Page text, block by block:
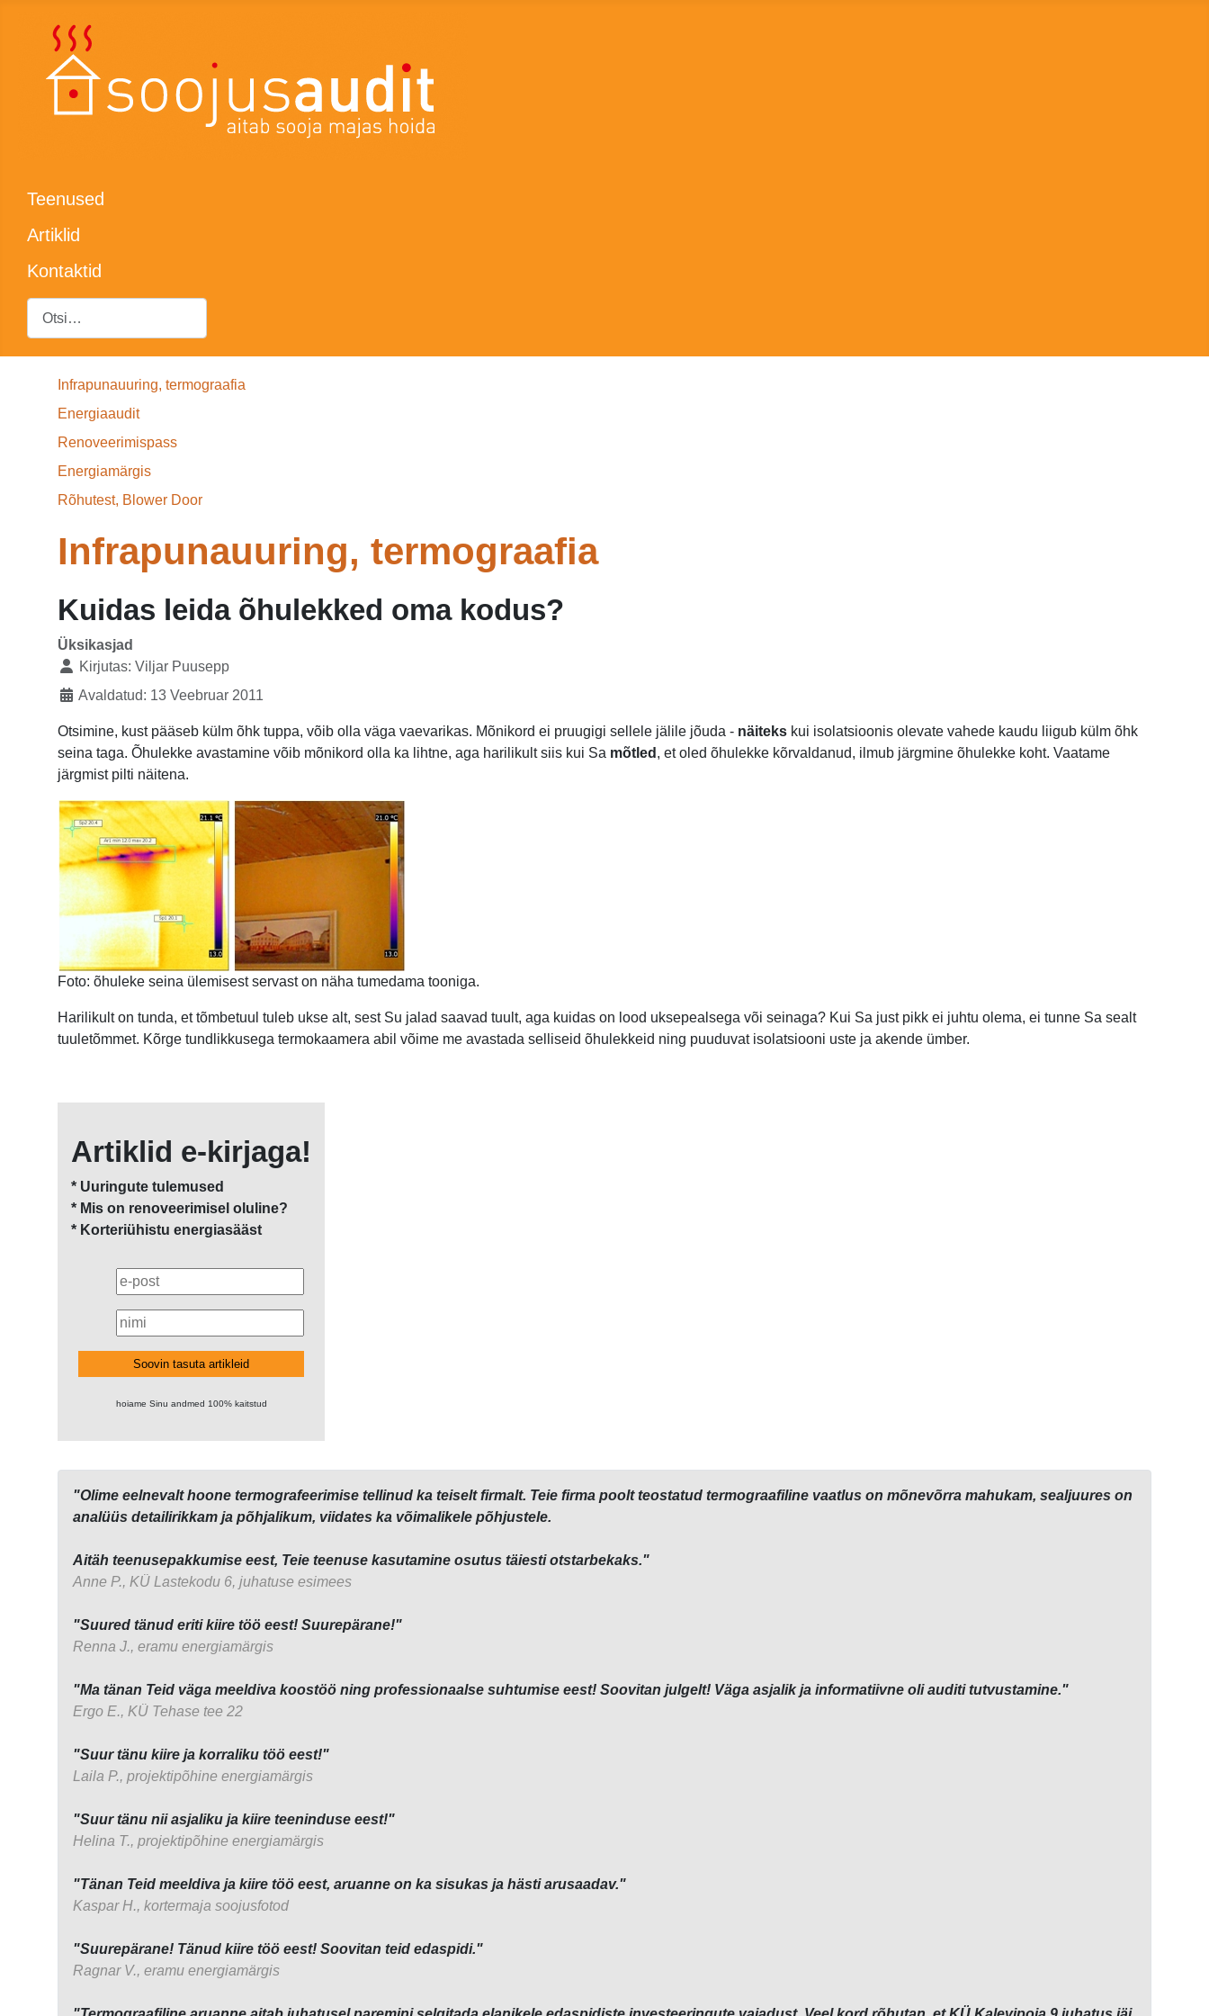
Teenused
Artiklid
Kontaktid
Otsing
"Olime eelnevalt hoone termografeerimise tellinud ka teiselt firmalt. Teie firma poolt teostatud termograafiline vaatlus on mõnevõrra mahukam, sealjuures on
analüüs detailirikkam ja põhjalikum, viidates ka võimalikele põhjustele.
Aitäh teenusepakkumise eest, Teie teenuse kasutamine osutus täiesti otstarbekaks."
Anne P., KÜ Lastekodu 6, juhatuse esimees
"Suured tänud eriti kiire töö eest! Suurepärane!"
Renna J., eramu energiamärgis
"Ma tänan Teid väga meeldiva koostöö ning professionaalse suhtumise eest! Soovitan julgelt! Väga asjalik ja informatiivne oli auditi tutvustamine."
Ergo E., KÜ Tehase tee 22
"Suur tänu kiire ja korraliku töö eest!"
Laila P., projektipõhine energiamärgis
"Suur tänu nii asjaliku ja kiire teeninduse eest!"
Helina T., projektipõhine energiamärgis
"Tänan Teid meeldiva ja kiire töö eest, aruanne on ka sisukas ja hästi arusaadav."
Kaspar H., kortermaja soojusfotod
"Suurepärane! Tänud kiire töö eest! Soovitan teid edaspidi."
Ragnar V., eramu energiamärgis
Infrapunauuring, termograafia
Energiaaudit
Renoveerimispass
Energiamärgis
Rõhutest, Blower Door
Infrapunauuring, termograafia
Kuidas leida õhulekked oma kodus?
Üksikasjad
Kirjutas: Viljar Puusepp
Avaldatud: 13 Veebruar 2011
Otsimine, kust pääseb külm õhk tuppa, võib olla väga vaevarikas. Mõnikord ei pruugigi sellele jälile jõuda - näiteks kui isolatsioonis olevate vahede kaudu liigub külm õhk
seina taga. Õhulekke avastamine võib mõnikord olla ka lihtne, aga harilikult siis kui Sa mõtled , et oled õhulekke kõrvaldanud, ilmub järgmine õhulekke koht. Vaatame
järgmist pilti näitena.
Foto: õhuleke seina ülemisest servast on näha tumedama tooniga.
Harilikult on tunda, et tõmbetuul tuleb ukse alt, sest Su jalad saavad tuult, aga kuidas on lood uksepealsega või seinaga? Kui Sa just pikk ei juhtu olema, ei tunne Sa sealt
tuuletõmmet. Kõrge tundlikkusega termokaamera abil võime me avastada selliseid õhulekkeid ning puuduvat isolatsiooni uste ja akende ümber.
Artiklid e-kirjaga!
* Uuringute tulemused
* Mis on renoveerimisel oluline?
* Korteriühistu energiasääst
Soovin tasuta artikleid
hoiame Sinu andmed 100% kaitstud